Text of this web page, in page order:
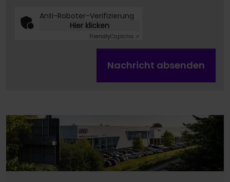
Anti-Roboter-Verifizierung
Hier klicken
FriendlyCaptcha ⇗
Nachricht absenden